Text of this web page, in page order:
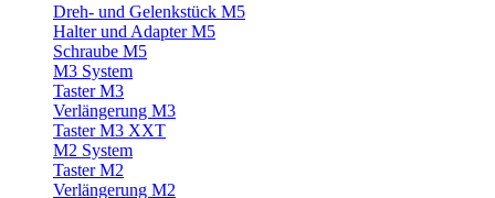
Dreh- und Gelenkstück M5
Halter und Adapter M5
Schraube M5
M3 System
Taster M3
Verlängerung M3
Taster M3 XXT
M2 System
Taster M2
Verlängerung M2